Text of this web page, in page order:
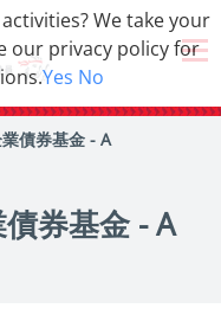
債券基金 - A
券基金 - A
We take your
our privacy policy for
Yes No